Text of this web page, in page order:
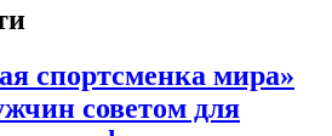
спортсменка мира»
советом для